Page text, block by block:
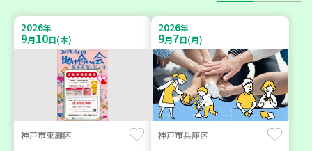
2026年
9月10日(木)
神戸市東灘区
2026年
9月7日(月)
神戸市兵庫区